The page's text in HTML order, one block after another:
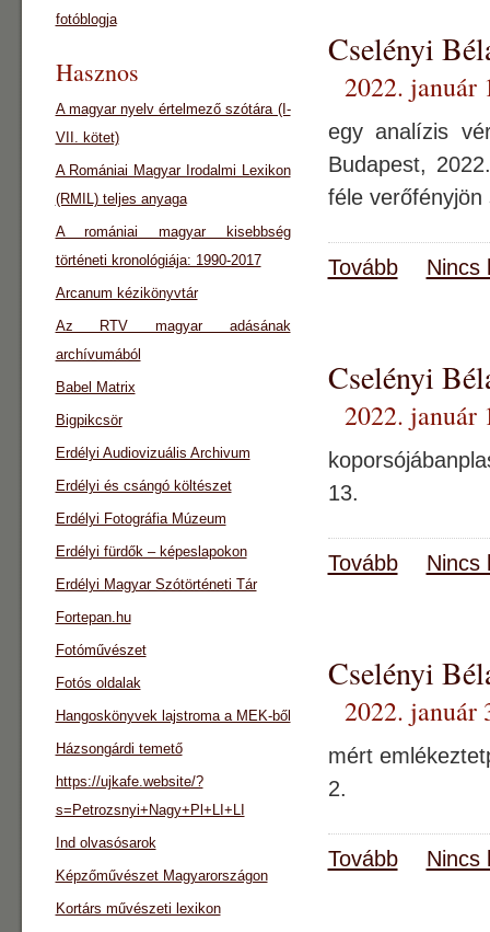
Cselényi
2022. január
egy analízis
Budapest,
féle
Tovább Nincs
Cselényi
2022. január
13.
Tovább Nincs
Cselényi
2022. január
mért
2.
Tovább Nincs
fotóblogja
Hasznos
A magyar nyelv értelmező szótára (I-
VII. kötet)
A Romániai Magyar Irodalmi Lexikon
(RMIL) teljes anyaga
A romániai magyar kisebbség
történeti kronológiája: 1990-2017
Arcanum kézikönyvtár
Az RTV magyar adásának
archívumából
Babel Matrix
Bigpikcsör
Erdélyi Audiovizuális Archivum
Erdélyi és csángó költészet
Erdélyi Fotográfia Múzeum
Erdélyi fürdők – képeslapokon
Erdélyi Magyar Szótörténeti Tár
Fortepan.hu
Fotóművészet
Fotós oldalak
Hangoskönyvek lajstroma a MEK-ből
Házsongárdi temető
https://ujkafe.website/?
s=Petrozsnyi+Nagy+Pl+LI+LI
Ind olvasósarok
Képzőművészet Magyarországon
Kortárs művészeti lexikon